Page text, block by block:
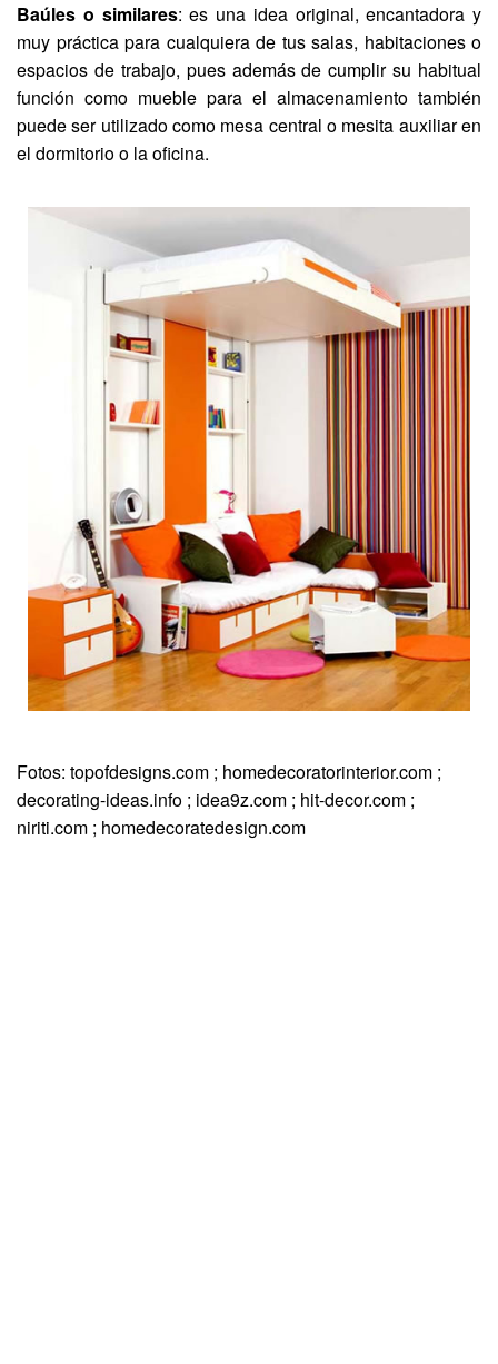
Baúles o similares: es una idea original, encantadora y
muy práctica para cualquiera de tus salas, habitaciones o
espacios de trabajo, pues además de cumplir su habitual
función como mueble para el almacenamiento también
puede ser utilizado como mesa central o mesita auxiliar en
el dormitorio o la oficina.
Fotos: topofdesigns.com ; homedecoratorinterior.com ;
decorating-ideas.info ; idea9z.com ; hit-decor.com ;
niriti.com ; homedecoratedesign.com